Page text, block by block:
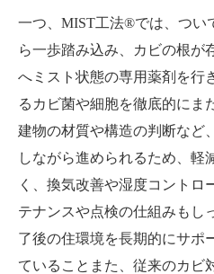
一つ、MIST工法®では、つい
ら一歩踏み込み、カビの根が
へミスト状態の専用薬剤を行
るカビ菌や細胞を徹底的にま
建物の材質や構造の判断など
しながら進められるため、軽
く、換気改善や湿度コントロ
テナンスや点検の仕組みもし
了後の住環境を長期的にサポ
ていることまた、従来のカビ